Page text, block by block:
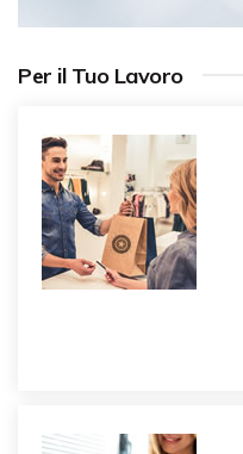
Per il Tuo Lavoro